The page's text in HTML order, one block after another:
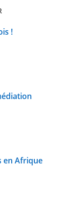
!
en Afrique